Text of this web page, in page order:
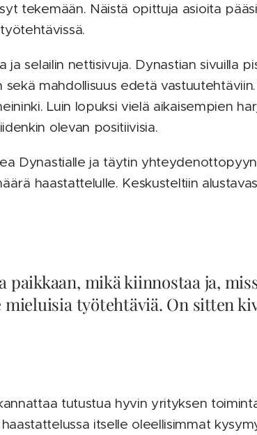
tekemään. Näistä opittuja asioita
selailin nettisivuja. Dynastian sivuilla
mahdollisuus edetä
Luin lopuksi vielä aikaisempien
olevan positiivisia.
Dynastialle ja täytin
haastattelulle. Keskusteltiin
paikkaan, mikä kiinnostaa ja,
mieluisia työtehtäviä. On sitten
tutustua hyvin yrityksen
itselle oleellisimmat